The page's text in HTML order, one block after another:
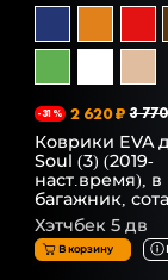
-31% 2 620 ₽ 3
Коврики EVA
Soul (3) (2019-
наст.время), в
багажник, сота
Хэтчбек 5 дв
В корзину